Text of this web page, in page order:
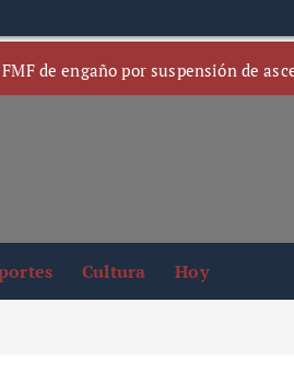
de engaño por suspensión de
Cultura Hoy